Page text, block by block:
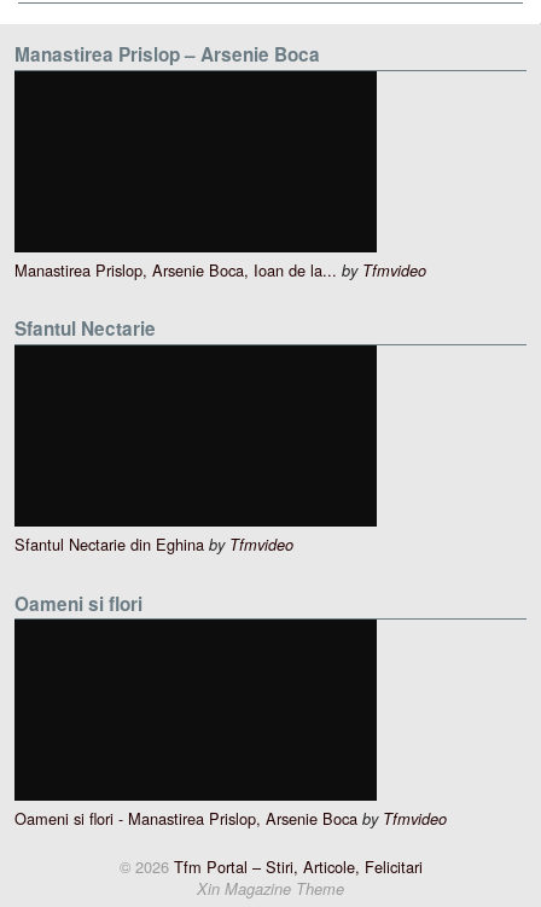
Manastirea Prislop – Arsenie Boca
Manastirea Prislop, Arsenie Boca, Ioan de la... by Tfmvideo
Sfantul Nectarie
Sfantul Nectarie din Eghina by Tfmvideo
Oameni si flori
Oameni si flori - Manastirea Prislop, Arsenie Boca by Tfmvideo
© 2026Tfm Portal – Stiri, Articole, Felicitari
Xin Magazine Theme